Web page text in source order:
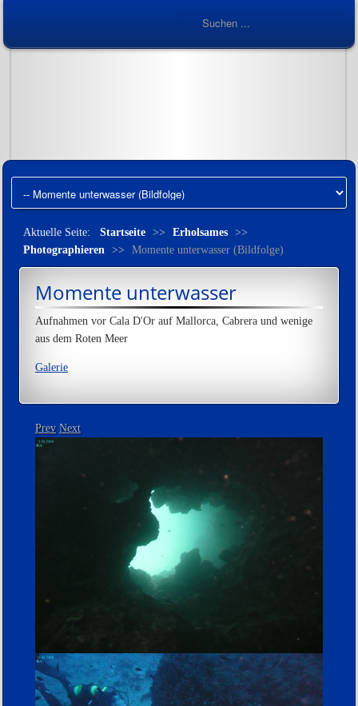
Aktuelle Seite: Startseite >> Erholsames >>
Photographieren >> Momente unterwasser (Bildfolge)
Momente unterwasser
Aufnahmen vor Cala D'Or auf Mallorca, Cabrera und wenige
aus dem Roten Meer
Galerie
Prev Next